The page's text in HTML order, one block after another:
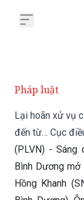
Pháp luật
Lại hoãn xử vụ
đến từ… Cục
(PLVN) -